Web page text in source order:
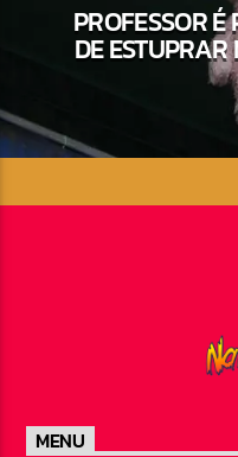
PROFESSOR É
DE
MENU